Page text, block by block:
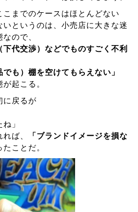
こまでのケースはほとんどない
いというのは、小売店に大きな迷
ので、
下代交渉）などでものすごく不利
でも）棚を空けてもらえない」
起こる。
に戻るが
」
ば、
「ブランドイメージを損な
ことだ。